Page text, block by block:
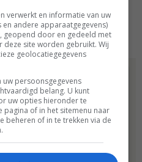
staat boordevol
om je caravan naar
verwerkt en informatie van uw
andere apparaatgegevens)
geopend door en gedeeld met
site worden gebruikt. Wij
geolocatiegegevens
uw persoonsgegevens
belang. U kunt
uw opties hieronder te
pagina of in het sitemenu naar
beheren of in te trekken via de